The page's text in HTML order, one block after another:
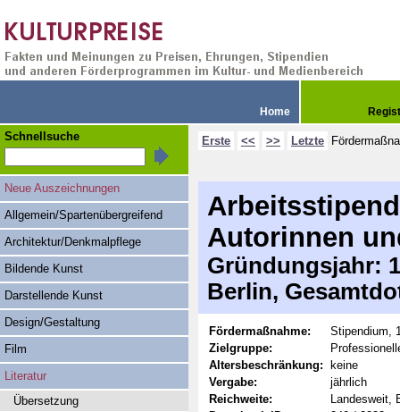
Home
Erste << >> Letzte
Autorinnen
Gründungsjahr:
Berlin,
Fördermaßnahme:
Stipendium,
Zielgruppe:
Altersbeschränkung:
keine
Vergabe:
jährlich
Reichweite:
Landesweit,
Schnellsuche
Neue Auszeichnungen
Allgemein/Spartenübergreifend
Architektur/Denkmalpflege
Bildende Kunst
Darstellende Kunst
Design/Gestaltung
Film
Literatur
Übersetzung